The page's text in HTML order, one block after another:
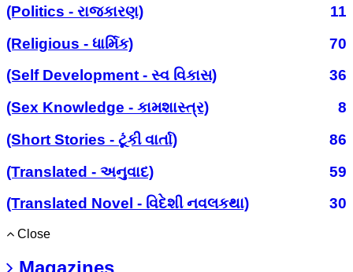
(Politics - રાજકારણ)
11
(Religious - ધાર્મિક)
70
(Self Development - સ્વ વિકાસ)
36
(Sex Knowledge - કામશાસ્ત્ર)
8
(Short Stories - ટૂંકી વાર્તા)
86
(Translated - અનુવાદ)
59
(Translated Novel - વિદેશી નવલકથા)
30
Close
Magazines